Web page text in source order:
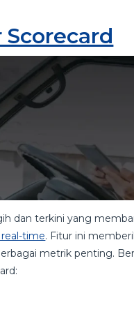
Scorecard
dan terkini yang
time. Fitur ini
metrik penting.